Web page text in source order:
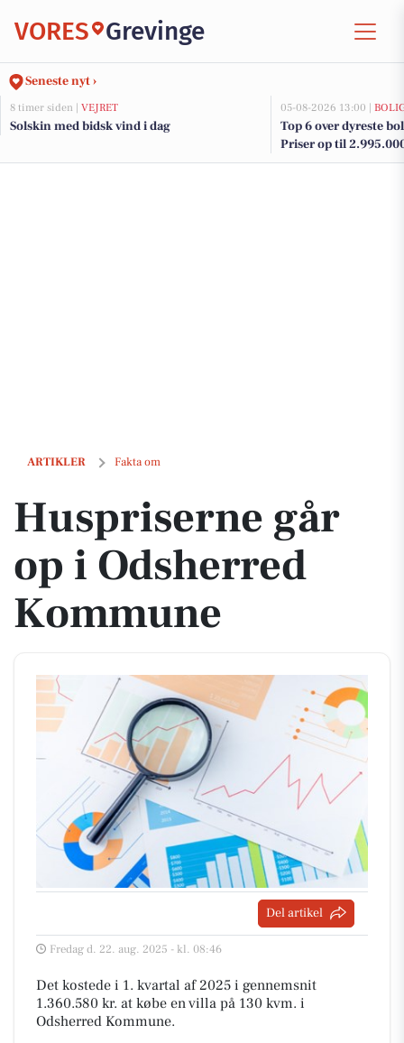
VORES Grevinge
Seneste nyt ›
8 timer siden | VEJRET
Solskin med bidsk vind i dag
05-08-2026 13:00 |
Top 6 over dyreste
Priser op til
ARTIKLER Fakta om
Huspriserne går op i Odsherred Kommune
Huspriserne går
op i Odsherred
Kommune
Del artikel
Fredag d. 22. aug. 2025 - kl. 08:46
Det kostede i 1. kvartal af 2025 i gennemsnit
1.360.580 kr. at købe en villa på 130 kvm. i
Odsherred Kommune.